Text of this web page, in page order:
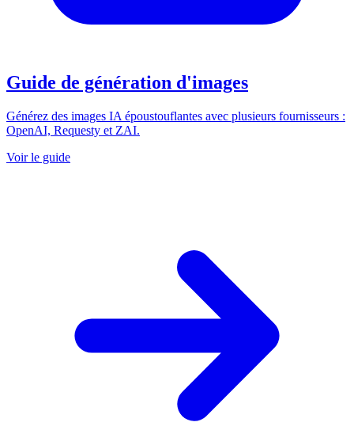
Guide de génération d'images
Générez des images IA époustouflantes avec plusieurs fournisseurs :
OpenAI, Requesty et ZAI.
Voir le guide